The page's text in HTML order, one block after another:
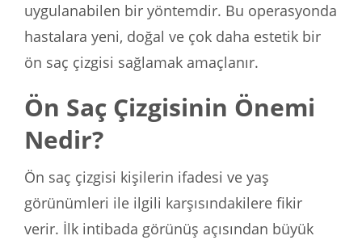
uygulanabilen bir yöntemdir. Bu operasyonda
hastalara yeni, doğal ve çok daha estetik bir
ön saç çizgisi sağlamak amaçlanır.
Ön Saç Çizgisinin Önemi
Nedir?
Ön saç çizgisi kişilerin ifadesi ve yaş
görünümleri ile ilgili karşısındakilere fikir
verir. İlk intibada görünüş açısından büyük